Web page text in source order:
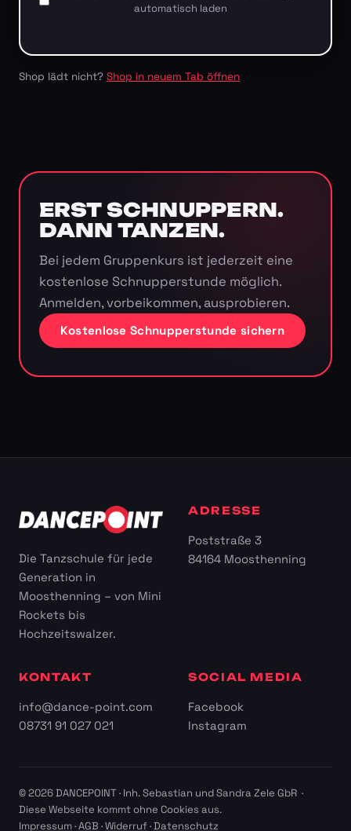
automatisch laden
Shop lädt nicht? Shop in neuem Tab öffnen
ERST SCHNUPPERN.
DANN TANZEN.
Bei jedem Gruppenkurs ist jederzeit eine
kostenlose Schnupperstunde möglich.
Anmelden, vorbeikommen, ausprobieren.
Kostenlose Schnupperstunde sichern
Die Tanzschule für jede
Generation in
Moosthenning – von Mini
Rockets bis
Hochzeitswalzer.
ADRESSE
Poststraße 3
84164 Moosthenning
KONTAKT
info@dance-point.com
08731 91 027 021
SOCIAL MEDIA
Facebook
Instagram
© 2026 DANCEPOINT · Inh. Sebastian und Sandra Zele GbR ·
Diese Webseite kommt ohne Cookies aus.
Impressum·AGB ·Widerruf·Datenschutz